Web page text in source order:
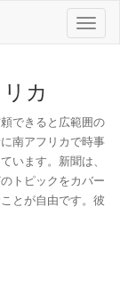
Toggle
カ
できると広範囲の
南アフリカで時事
います。新聞は、
トピックをカバー
とが自由です。彼